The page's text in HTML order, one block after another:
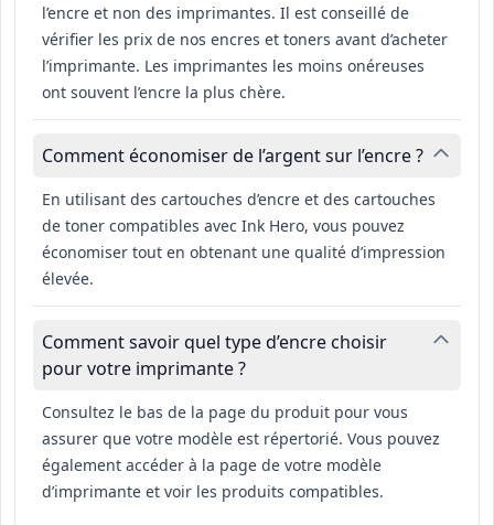
l’encre et non des imprimantes. Il est conseillé de
vérifier les prix de nos encres et toners avant d’acheter
l’imprimante. Les imprimantes les moins onéreuses
ont souvent l’encre la plus chère.
Comment économiser de l’argent sur l’encre ?
En utilisant des cartouches d’encre et des cartouches
de toner compatibles avec Ink Hero, vous pouvez
économiser tout en obtenant une qualité d’impression
élevée.
Comment savoir quel type d’encre choisir
pour votre imprimante ?
Consultez le bas de la page du produit pour vous
assurer que votre modèle est répertorié. Vous pouvez
également accéder à la page de votre modèle
d’imprimante et voir les produits compatibles.